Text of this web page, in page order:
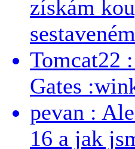
získám
Tomcat22
Gates
pevan :
16 a jak